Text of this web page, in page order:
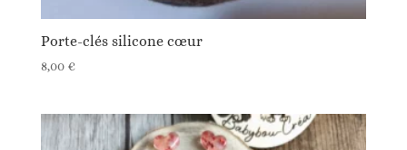
Porte-clés silicone cœur
8,00 €